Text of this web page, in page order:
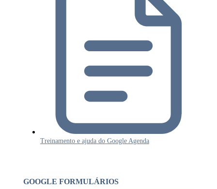
Treinamento e ajuda do Google Agenda
GOOGLE FORMULÁRIOS